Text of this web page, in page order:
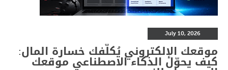
July 10, 2026
موقعك الإلكتروني يُكلّفك خسارة المال:
كيف يحوّل الذكاء الاصطناعي موقعك